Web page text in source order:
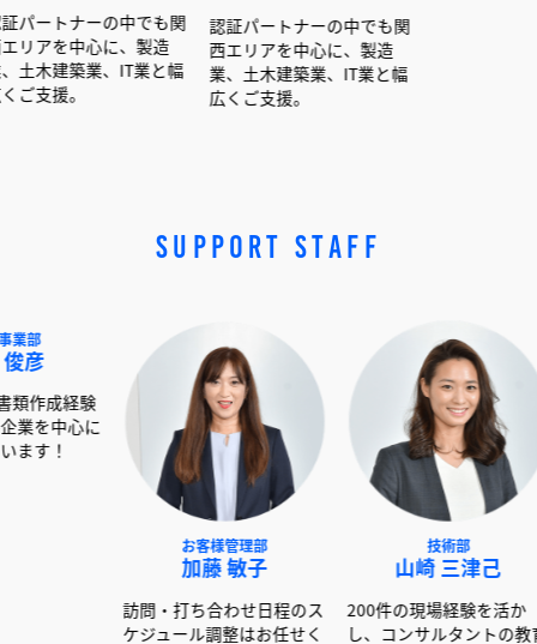
の中でも関
に、製造
、IT業と幅
認証パートナーの中でも関
西エリアを中心に、製造
業、土木建築業、IT業と幅
広くご支援。
認証パートナーの中でも
西エリアを中心に、製造
業、土木建築業、IT業と
SUPPORT STAFF
山崎
200件の現
し、コンサ
訪問・打ち合わせ日程のス
ケジュール調整はお任せく
社以上の書類作成経験
活かし大手企業を中心に